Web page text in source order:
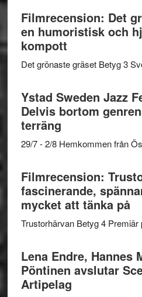
Filmrecension: Det
en humoristisk och
kompott
Det grönaste gräset Betyg 3
Ystad Sweden Jazz
Delvis bortom
terräng
29/7 - 2/8 Hemkommen från
Filmrecension:
fascinerande,
mycket att tänka på
Trustorhärvan Betyg 4
Lena Endre, Hannes
Pöntinen avslutar
Artipelag